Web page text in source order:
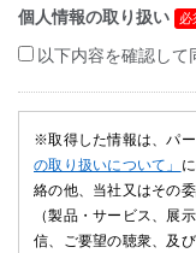
個人情報の取り扱い
以下内容を確認して
※取得した情報は、パ
の取り扱いについて」
絡の他、当社又はその
（製品・サービス、展
信、ご要望の聴衆、及